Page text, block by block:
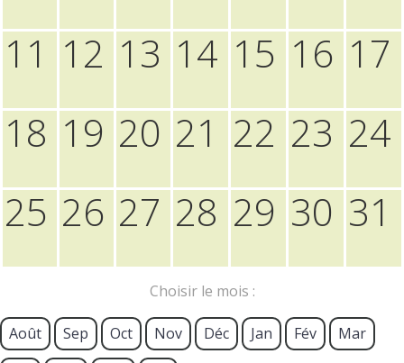
11 12 13 14 15 16 17
18 19 20 21 22 23 24
25 26 27 28 29 30 31
Choisir le mois :
Août Sep Oct Nov Déc Jan Fév Mar